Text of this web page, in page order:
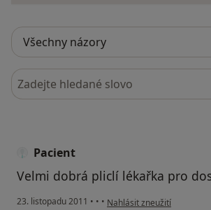
Hledejte v názorech
Pacient
Velmi dobrá pliclí lékařka pro
23. listopadu 2011 • • • podle názoru uživatele
Nahlásit zneužití